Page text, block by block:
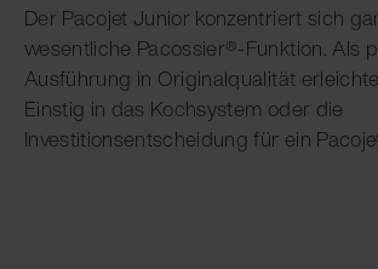
Der Pacojet Junior konzentriert sich
wesentliche Pacossier®-Funktion. Als
Ausführung in Originalqualität
Einstig in das Kochsystem oder die
Investitionsentscheidung für ein